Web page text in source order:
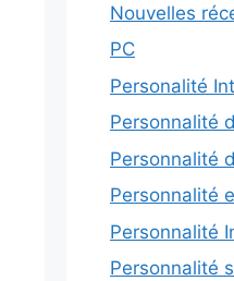
Nouvelles
PC
Personalité
Personnalité
Personnalité
Personnalité
Personnalité
Personnalité